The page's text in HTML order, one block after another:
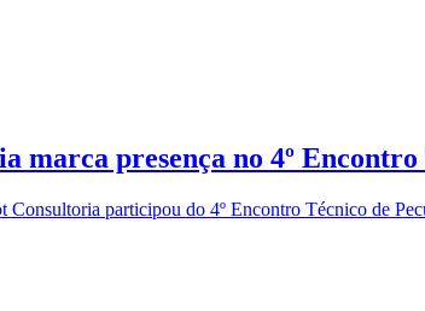
marca presença no 4º
Consultoria participou do 4º Encontro Técnico de